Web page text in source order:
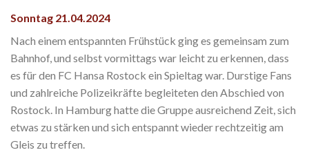
Sonntag 21.04.2024
Nach einem entspannten Frühstück ging es gemeinsam zum
Bahnhof, und selbst vormittags war leicht zu erkennen, dass
es für den FC Hansa Rostock ein Spieltag war. Durstige Fans
und zahlreiche Polizeikräfte begleiteten den Abschied von
Rostock. In Hamburg hatte die Gruppe ausreichend Zeit, sich
etwas zu stärken und sich entspannt wieder rechtzeitig am
Gleis zu treffen.